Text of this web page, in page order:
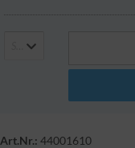
Art.Nr.: 44001610